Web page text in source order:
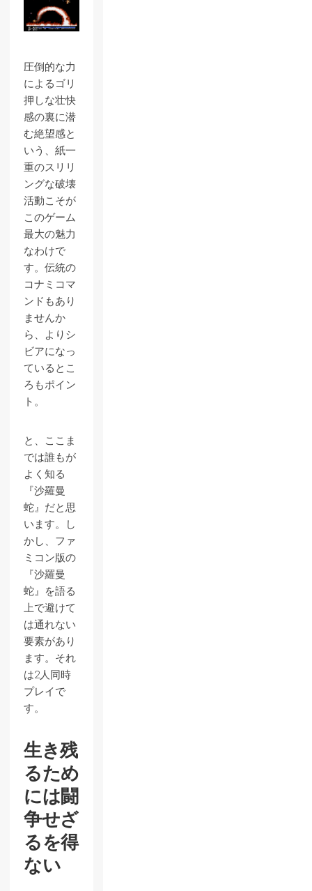
圧倒的な力
によるゴリ
押しな壮快
感の裏に潜
む絶望感と
いう、紙一
重のスリリ
ングな破壊
活動こそが
このゲーム
最大の魅力
なわけで
す。伝統の
コナミコマ
ンドもあり
ませんか
ら、よりシ
ビアになっ
ているとこ
ろもポイン
ト。
と、ここま
では誰もが
よく知る
『沙羅曼
蛇』だと思
います。し
かし、ファ
ミコン版の
『沙羅曼
蛇』を語る
上で避けて
は通れない
要素があり
ます。それ
は2人同時
プレイで
す。
生き残
るため
には闘
争せざ
るを得
ない